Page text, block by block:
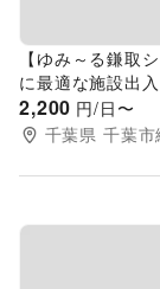
【ゆみ～る鎌取
に最適な施設出
2,200 円/日〜
千葉県 千葉市